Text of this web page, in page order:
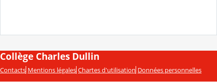
Collège Charles Dullin
Contacts Mentions légales Chartes d'utilisation Données personnelles